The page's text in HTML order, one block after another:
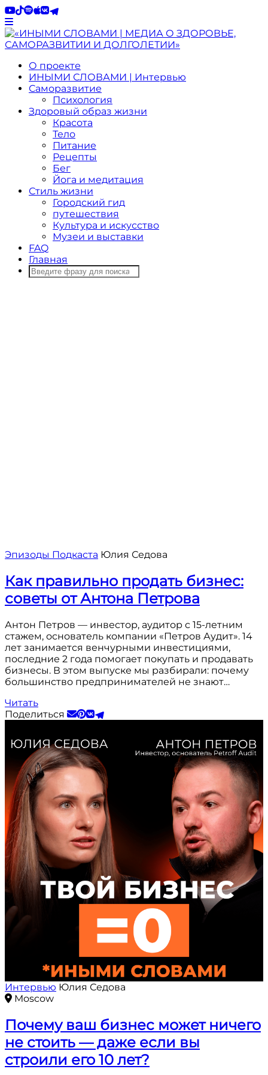
О проекте
ИНЫМИ СЛОВАМИ | Интервью
Саморазвитие
Психология
Здоровый образ жизни
Красота
Тело
Питание
Рецепты
Бег
Йога и медитация
Стиль жизни
Городский гид
путешествия
Культура и искусство
Музеи и выставки
FAQ
Главная
Эпизоды Подкаста Юлия Седова
Как правильно продать бизнес:
советы от Антона Петрова
Антон Петров — инвестор, аудитор с 15-летним
стажем, основатель компании «Петров Аудит». 14
лет занимается венчурными инвестициями,
последние 2 года помогает покупать и продавать
бизнесы. В этом выпуске мы разбирали: почему
большинство предпринимателей не знают…
Читать
Поделиться
Интервью Юлия Седова
Moscow
Почему ваш бизнес может ничего
не стоить — даже если вы
строили его 10 лет?